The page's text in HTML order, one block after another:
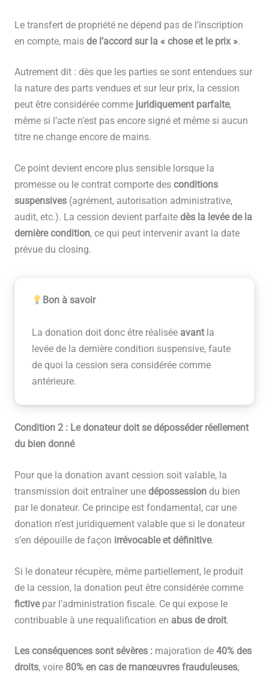
Le transfert de propriété ne dépend pas de l’inscription
en compte, mais de l’accord sur la « chose et le prix ».
Autrement dit : dès que les parties se sont entendues sur
la nature des parts vendues et sur leur prix, la cession
peut être considérée comme juridiquement parfaite,
même si l’acte n’est pas encore signé et même si aucun
titre ne change encore de mains.
Ce point devient encore plus sensible lorsque la
promesse ou le contrat comporte des conditions
suspensives(agrément, autorisation administrative,
audit, etc.). La cession devient parfaite dès la levée de la
dernière condition, ce qui peut intervenir avant la date
prévue du closing.
Bon à savoir
La donation doit donc être réalisée avantla
levée de la dernière condition suspensive, faute
de quoi la cession sera considérée comme
antérieure.
Condition 2 : Le donateur doit se déposséder réellement
du bien donné
Pour que la donation avant cession soit valable, la
transmission doit entraîner une dépossessiondu bien
par le donateur. Ce principe est fondamental, car une
donation n’est juridiquement valable que si le donateur
s’en dépouille de façon irrévocable et définitive.
Si le donateur récupère, même partiellement, le produit
de la cession, la donation peut être considérée comme
fictivepar l’administration fiscale. Ce qui expose le
contribuable à une requalification en abus de droit.
Les conséquences sont sévères : majoration de 40% des
droits, voire 80% en cas de manœuvres frauduleuses,